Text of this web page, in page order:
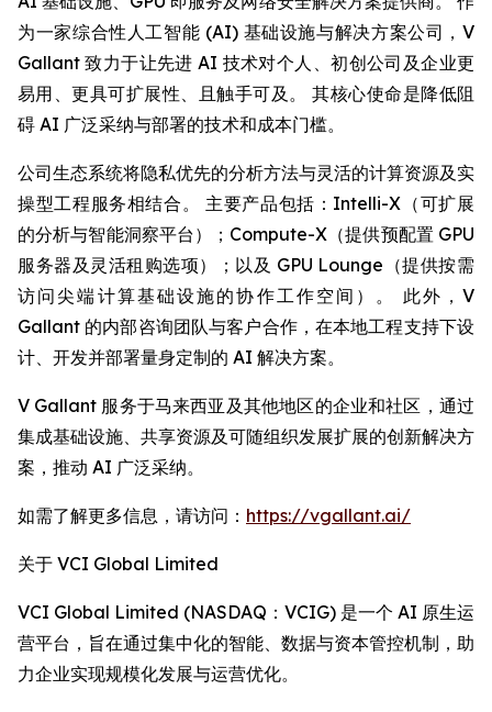
为一家综合性人工智能 (AI) 基础设施与解决方案公司，V
Gallant 致力于让先进 AI 技术对个人、初创公司及企业更
易用、更具可扩展性、且触手可及。 其核心使命是降低阻
碍 AI 广泛采纳与部署的技术和成本门槛。
公司生态系统将隐私优先的分析方法与灵活的计算资源及实
操型工程服务相结合。 主要产品包括：Intelli-X（可扩展
的分析与智能洞察平台）；Compute-X（提供预配置 GPU
服务器及灵活租购选项）；以及 GPU Lounge（提供按需
访问尖端计算基础设施的协作工作空间）。 此外，V
Gallant 的内部咨询团队与客户合作，在本地工程支持下设
计、开发并部署量身定制的 AI 解决方案。
V Gallant 服务于马来西亚及其他地区的企业和社区，通过
集成基础设施、共享资源及可随组织发展扩展的创新解决方
案，推动 AI 广泛采纳。
如需了解更多信息，请访问： https://vgallant.ai/
关于 VCI Global Limited
VCI Global Limited (NASDAQ：VCIG) 是一个 AI 原生运
营平台，旨在通过集中化的智能、数据与资本管控机制，助
力企业实现规模化发展与运营优化。